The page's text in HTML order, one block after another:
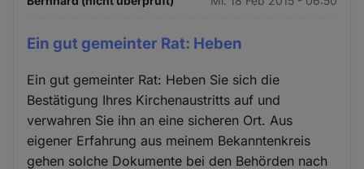
Ein gut gemeinter Rat: Heben
Ein gut gemeinter Rat: Heben Sie sich die
Bestätigung Ihres Kirchenaustritts auf und
verwahren Sie ihn an eine sicheren Ort. Aus
eigener Erfahrung aus meinem Bekanntenkreis
gehen solche Dokumente bei den Behörden nach